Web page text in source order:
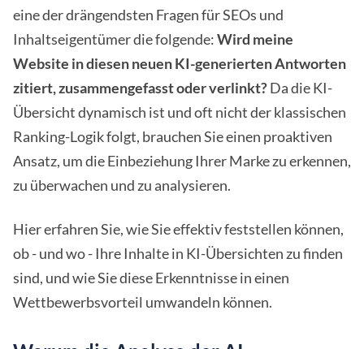
eine der drängendsten Fragen für SEOs und
Inhaltseigentümer die folgende:Wird meine
Website in diesen neuen KI-generierten Antworten
zitiert, zusammengefasst oder verlinkt?Da die KI-
Übersicht dynamisch ist und oft nicht der klassischen
Ranking-Logik folgt, brauchen Sie einen proaktiven
Ansatz, um die Einbeziehung Ihrer Marke zu erkennen,
zu überwachen und zu analysieren.
Hier erfahren Sie, wie Sie effektiv feststellen können,
ob - und wo - Ihre Inhalte in KI-Übersichten zu finden
sind, und wie Sie diese Erkenntnisse in einen
Wettbewerbsvorteil umwandeln können.